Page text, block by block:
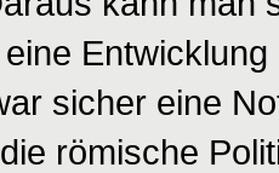
sicher eine
römische